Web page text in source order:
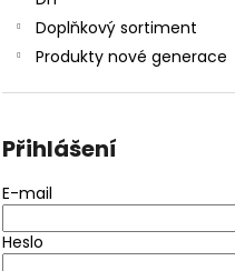
Doplňkový sortiment
Produkty nové generace
Přihlášení
E-mail
Heslo
JOYETECH BF SS316
57 Kč